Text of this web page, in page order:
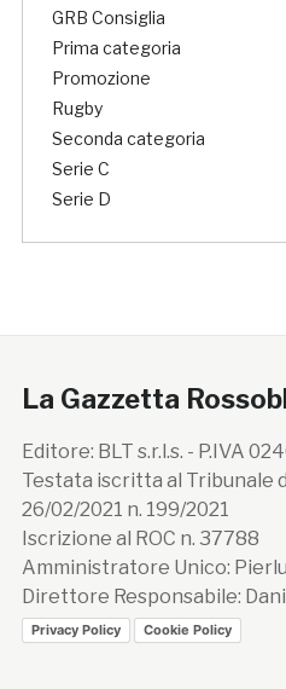
GRB Consiglia
Prima categoria
Promozione
Rugby
Seconda categoria
Serie C
Serie D
La Gazzetta
Editore: BLT s.r.l.s. - P.IVA
Testata iscritta al Tribunale
26/02/2021 n. 199/2021
Iscrizione al ROC n. 37788
Amministratore Unico:
Direttore Responsabile:
Privacy Policy Cookie Policy